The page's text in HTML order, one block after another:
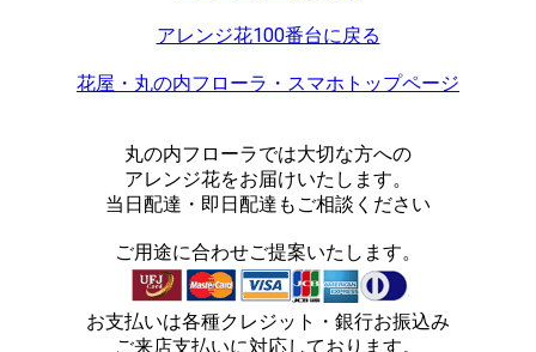
アレンジ花100番台に戻る
花屋・丸の内フローラ・スマホトップページ
丸の内フローラでは大切な方への
アレンジ花をお届けいたします。
当日配達・即日配達もご相談ください
ご用途に合わせご提案いたします。
お支払いは各種クレジット・銀行お振込み
ご来店支払いに対応しております。